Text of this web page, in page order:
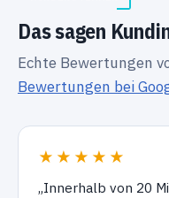
Das sagen
Echte Bewertungen
Bewertungen bei
★★★★★
„Innerhalb von 20